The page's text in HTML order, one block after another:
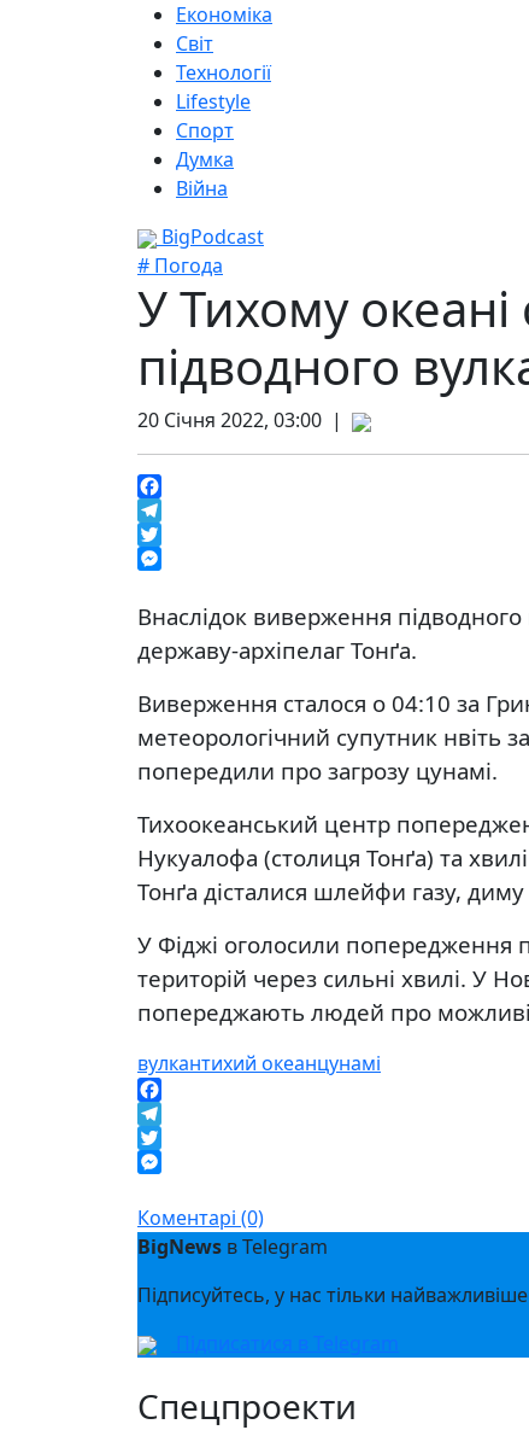
Економіка
Світ
Технології
Lifestyle
Спорт
Думка
Війна
BigPodcast
# Погода
У Тихому
підводного
20 Січня 2022, 03:00 |
Facebook
Telegram
Twitter
Внаслідок виверження
державу-архіпелаг Тонґа.
Виверження сталося о 04:10 за
метеорологічний супутник нвіть
попередили про загрозу цунамі.
Тихоокеанський центр
Нукуалофа (столиця Тонґа) та
Тонґа дісталися шлейфи газу,
У Фіджі оголосили
територій через сильні хвилі. У
попереджають людей про можливі
вулкантихий океанцунамі
Facebook
Telegram
Twitter
Коментарі (0)
BigNews в Telegram
Підписуйтесь, у нас тільки найважливіше
Підписатися в Telegram
Спецпроекти